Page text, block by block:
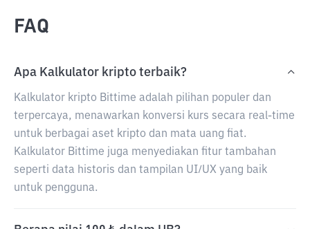
FAQ
Apa Kalkulator kripto terbaik?
Kalkulator kripto Bittime adalah pilihan populer dan
terpercaya, menawarkan konversi kurs secara real-time
untuk berbagai aset kripto dan mata uang fiat.
Kalkulator Bittime juga menyediakan fitur tambahan
seperti data historis dan tampilan UI/UX yang baik
untuk pengguna.